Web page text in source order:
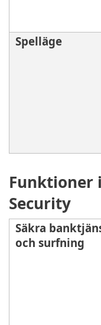
Spelläge
Funktioner
Security
Säkra
och surfning